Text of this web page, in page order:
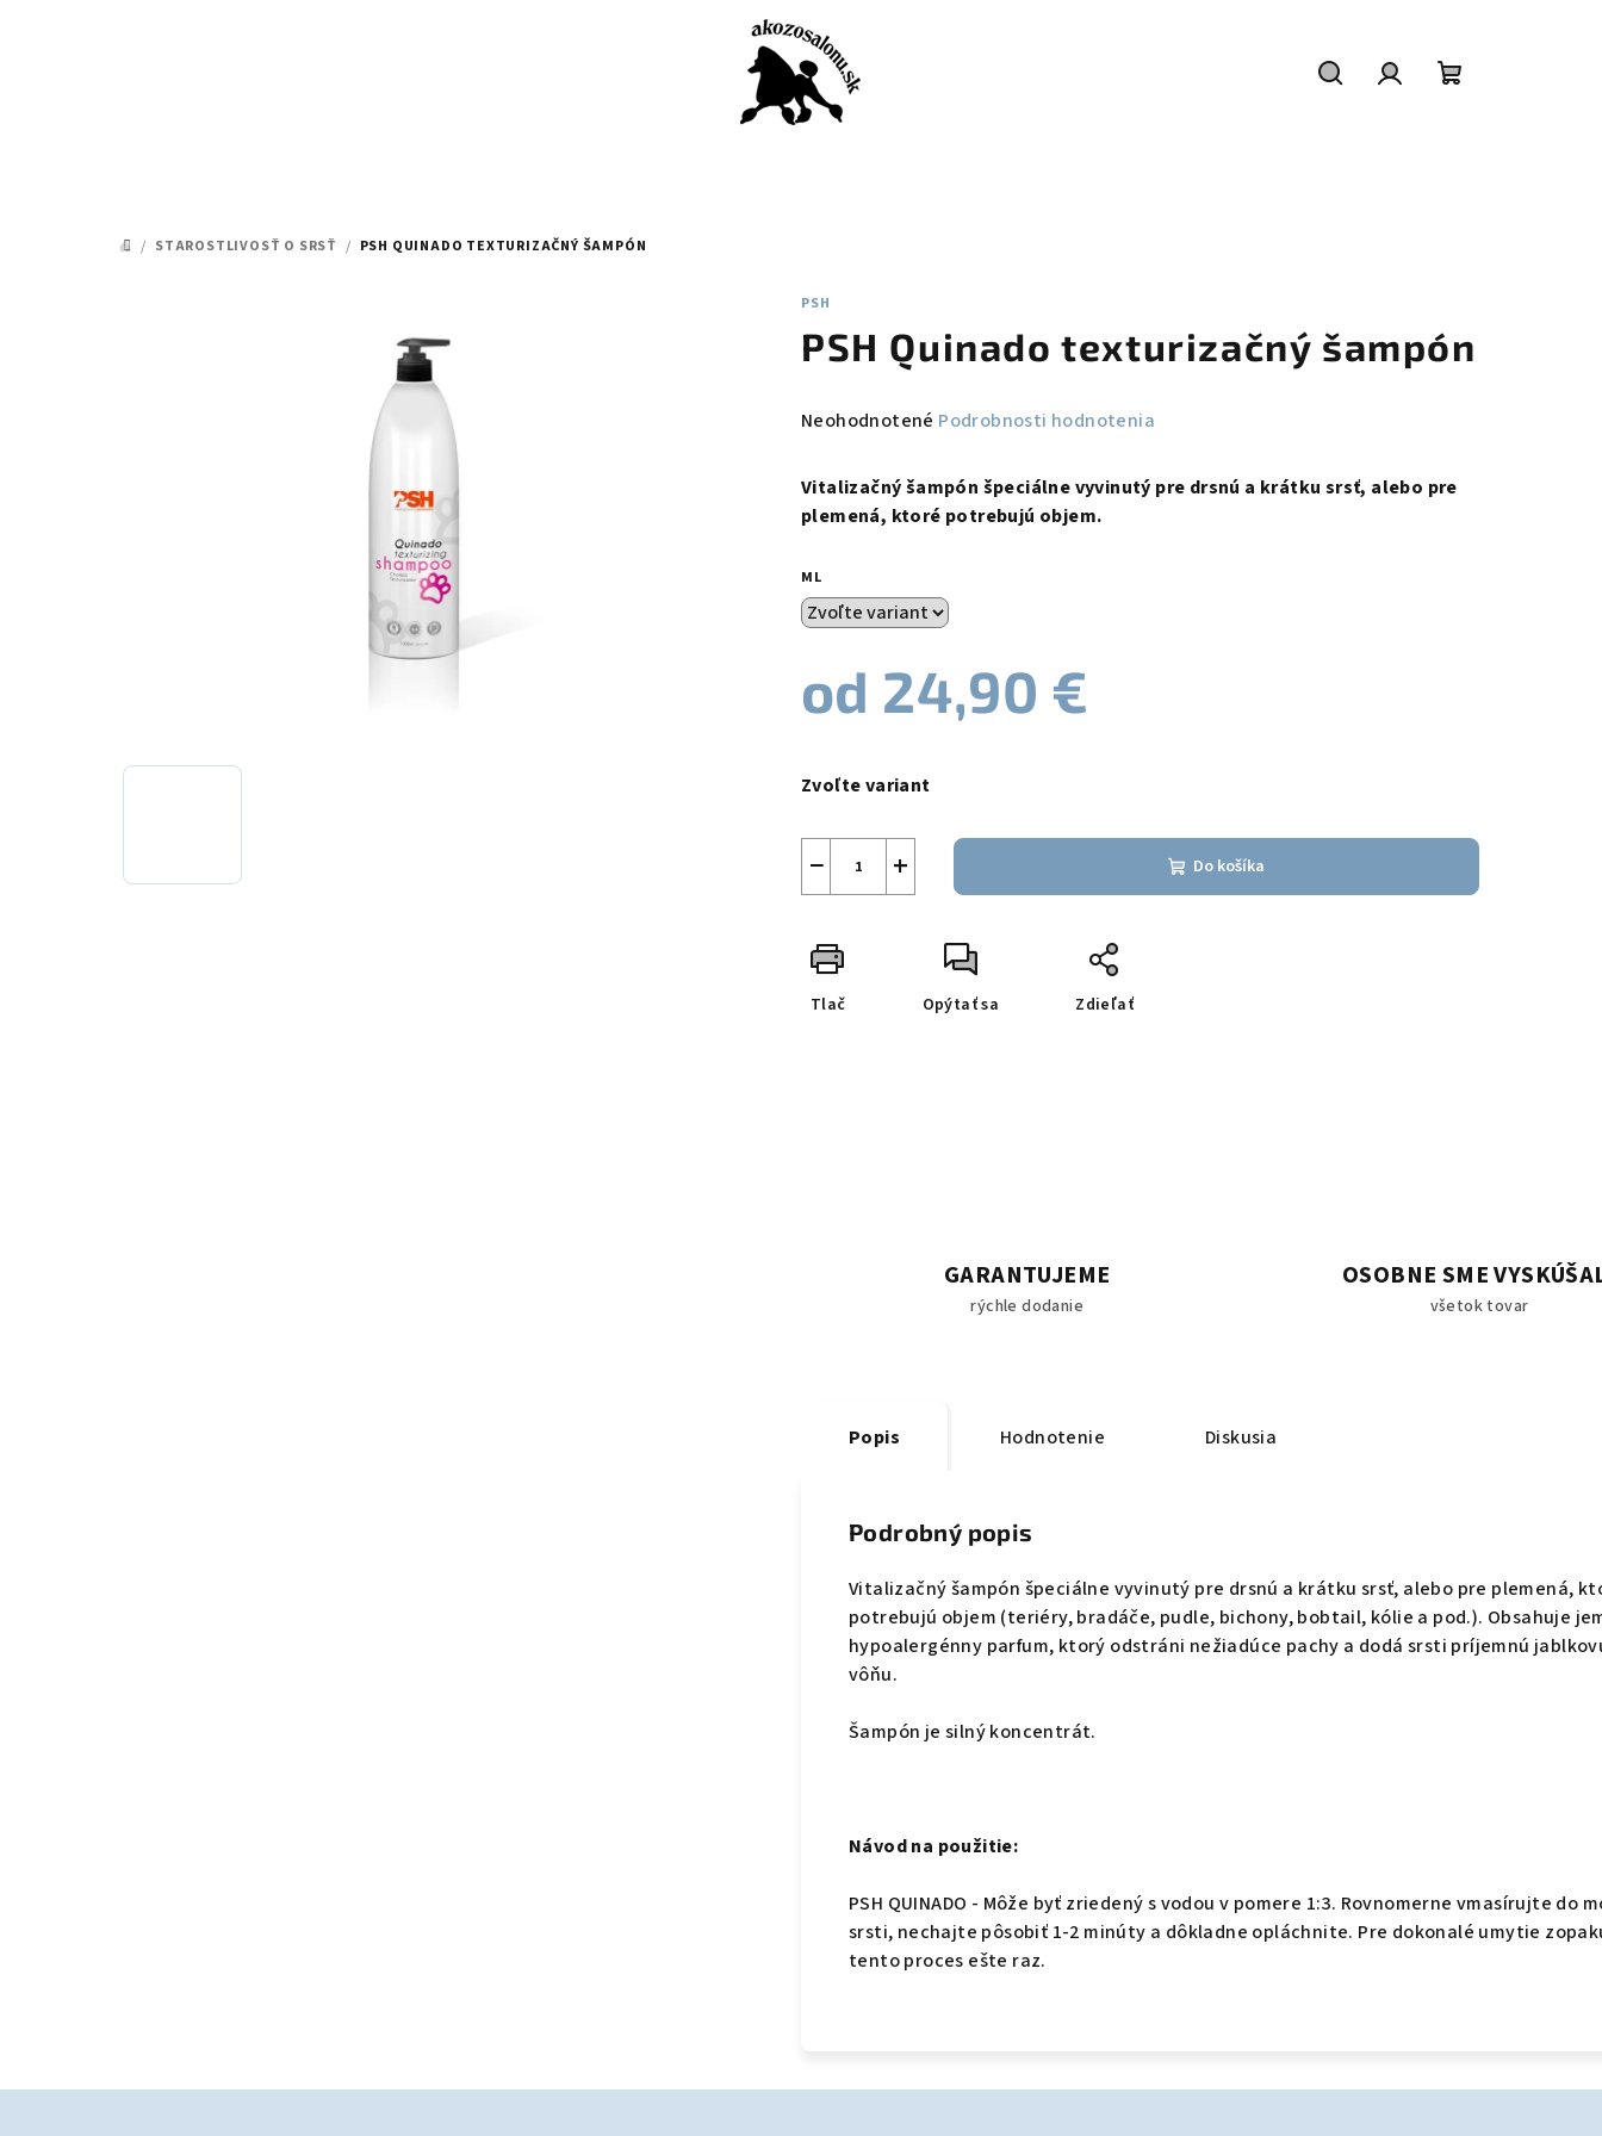
DOMOV
/ STAROSTLIVOSŤ O SRSŤ / PSH QUINADO TEXTURIZAČNÝ ŠAMPÓN
PSH
PSH Quinado texturizačný šampón
Priemerné
produktu
je
0,0
5
hviezdičiek.
Neohodnotené Podrobnosti hodnotenia
Vitalizačný šampón špeciálne vyvinutý pre drsnú a krátku srsť, alebo pre
plemená, ktoré potrebujú objem.
ML
od 24,90 €
cena:
Zvoľte variant
+
− Do košíka
Tlač Opýtať sa Zdieľať
GARANTUJEME
rýchle dodanie
OSOBNE SME
všetok tovar
Popis Hodnotenie Diskusia
Podrobný popis
Vitalizačný šampón špeciálne vyvinutý pre drsnú a krátku srsť, alebo pre plemená,
potrebujú objem (teriéry, bradáče, pudle, bichony, bobtail, kólie a pod.). Obsahuje
hypoalergénny parfum, ktorý odstráni nežiadúce pachy a dodá srsti príjemnú
vôňu.
Šampón je silný koncentrát.
Návod na použitie:
PSH QUINADO - Môže byť zriedený s vodou v pomere 1:3. Rovnomerne vmasírujte do
srsti, nechajte pôsobiť 1-2 minúty a dôkladne opláchnite. Pre dokonalé umytie
tento proces ešte raz.